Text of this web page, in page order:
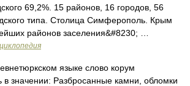
69,2%. 15 районов, 16 городов, 56
типа. Столица Симферополь. Крым
районов заселения&#8230; …
языке слово корум
в значении: Разбросанные камни, обломки